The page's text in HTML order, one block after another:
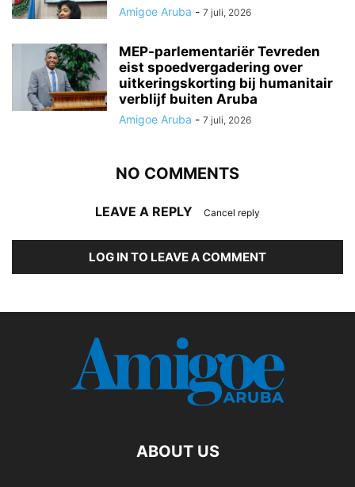
Amigoe Aruba - 7 juli, 2026
MEP-parlementariër Tevreden
eist spoedvergadering over
uitkeringskorting bij humanitair
verblijf buiten Aruba
Amigoe Aruba - 7 juli, 2026
NO COMMENTS
LEAVE A REPLY Cancel reply
LOG IN TO LEAVE A COMMENT
ABOUT US